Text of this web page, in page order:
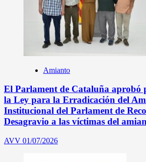
Amianto
El Parlament de Cataluña aprobó
la Ley para la Erradicación del
Institucional del Parlament de
Desagravio a las víctimas del
AVV 01/07/2026